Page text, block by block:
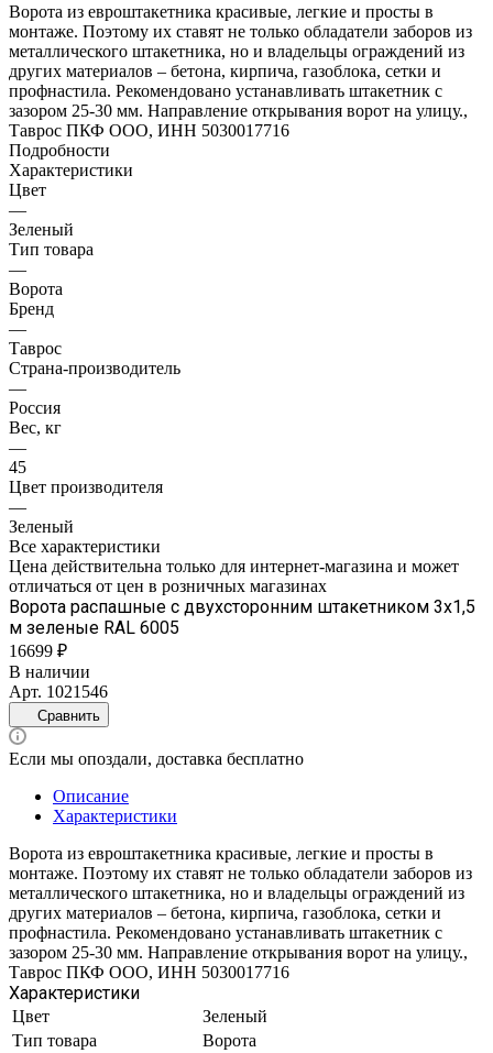
Ворота из евроштакетника красивые, легкие и просты в
монтаже. Поэтому их ставят не только обладатели заборов из
металлического штакетника, но и владельцы ограждений из
других материалов – бетона, кирпича, газоблока, сетки и
профнастила. Рекомендовано устанавливать штакетник с
зазором 25-30 мм. Направление открывания ворот на улицу.,
Таврос ПКФ ООО, ИНН 5030017716
Подробности
Характеристики
Цвет
—
Зеленый
Тип товара
—
Ворота
Бренд
—
Таврос
Страна-производитель
—
Россия
Вес, кг
—
45
Цвет производителя
—
Зеленый
Все характеристики
Цена действительна только для интернет-магазина и может
отличаться от цен в розничных магазинах
Ворота распашные с двухсторонним штакетником 3х1,5
м зеленые RAL 6005
16699 ₽
В наличии
Арт. 1021546
Сравнить
Если мы опоздали, доставка бесплатно
Описание
Характеристики
Ворота из евроштакетника красивые, легкие и просты в
монтаже. Поэтому их ставят не только обладатели заборов из
металлического штакетника, но и владельцы ограждений из
других материалов – бетона, кирпича, газоблока, сетки и
профнастила. Рекомендовано устанавливать штакетник с
зазором 25-30 мм. Направление открывания ворот на улицу.,
Таврос ПКФ ООО, ИНН 5030017716
Характеристики
Цвет
Зеленый
Тип товара
Ворота